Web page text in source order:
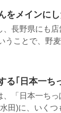
をメインに
長野県にも
うことで、野
る｢日本一ち
「日本一ち
田)に、いくつ